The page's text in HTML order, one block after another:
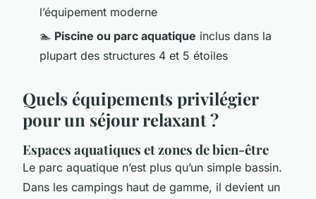
l’équipement moderne
🏊 Piscine ou parc aquatique inclus dans la
plupart des structures 4 et 5 étoiles
Quels équipements privilégier
pour un séjour relaxant ?
Espaces aquatiques et zones de bien-être
Le parc aquatique n’est plus qu’un simple bassin.
Dans les campings haut de gamme, il devient un